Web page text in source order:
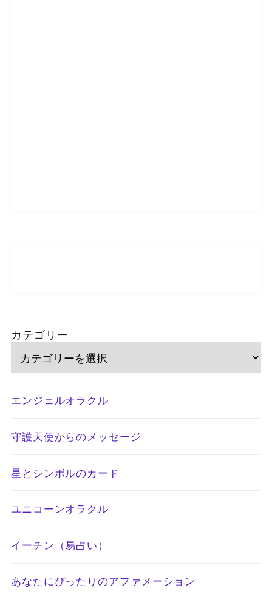
カテゴリー
エンジェルオラクル
守護天使からのメッセージ
星とシンボルのカード
ユニコーンオラクル
イーチン（易占い）
あなたにぴったりのアファメーション